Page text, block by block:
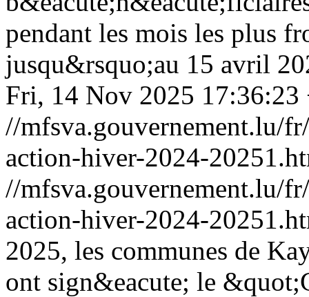
pendant les mois les plus
jusqu&rsquo;au 15 avril
Fri, 14 Nov 2025 17:36:23
//mfsva.gouvernement.lu/
action-hiver-2024-
//mfsva.gouvernement.lu/
action-hiver-2024-
2025, les communes de
ont sign&eacute; le